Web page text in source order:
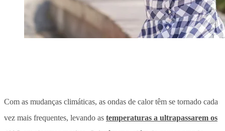
Com as mudanças climáticas, as ondas de calor têm se tornado cada
vez mais frequentes, levando as temperaturas a ultrapassarem os